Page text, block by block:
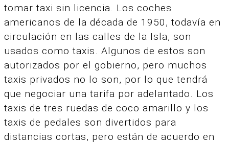
tomar taxi sin licencia. Los coches
americanos de la década de 1950, todavía en
circulación en las calles de la Isla, son
usados como taxis. Algunos de estos son
autorizados por el gobierno, pero muchos
taxis privados no lo son, por lo que tendrá
que negociar una tarifa por adelantado. Los
taxis de tres ruedas de coco amarillo y los
taxis de pedales son divertidos para
distancias cortas, pero están de acuerdo en